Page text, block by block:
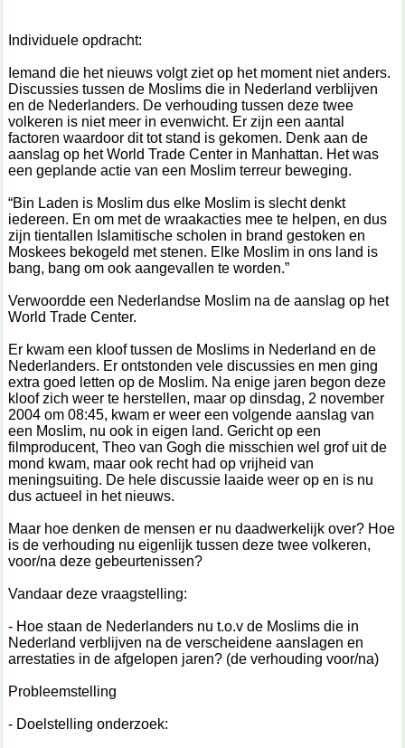
Individuele opdracht:
Iemand die het nieuws volgt ziet op het moment niet anders.
Discussies tussen de Moslims die in Nederland verblijven
en de Nederlanders. De verhouding tussen deze twee
volkeren is niet meer in evenwicht. Er zijn een aantal
factoren waardoor dit tot stand is gekomen. Denk aan de
aanslag op het World Trade Center in Manhattan. Het was
een geplande actie van een Moslim terreur beweging.
“Bin Laden is Moslim dus elke Moslim is slecht denkt
iedereen. En om met de wraakacties mee te helpen, en dus
zijn tientallen Islamitische scholen in brand gestoken en
Moskees bekogeld met stenen. Elke Moslim in ons land is
bang, bang om ook aangevallen te worden.”
Verwoordde een Nederlandse Moslim na de aanslag op het
World Trade Center.
Er kwam een kloof tussen de Moslims in Nederland en de
Nederlanders. Er ontstonden vele discussies en men ging
extra goed letten op de Moslim. Na enige jaren begon deze
kloof zich weer te herstellen, maar op dinsdag, 2 november
2004 om 08:45, kwam er weer een volgende aanslag van
een Moslim, nu ook in eigen land. Gericht op een
filmproducent, Theo van Gogh die misschien wel grof uit de
mond kwam, maar ook recht had op vrijheid van
meningsuiting. De hele discussie laaide weer op en is nu
dus actueel in het nieuws.
Maar hoe denken de mensen er nu daadwerkelijk over? Hoe
is de verhouding nu eigenlijk tussen deze twee volkeren,
voor/na deze gebeurtenissen?
Vandaar deze vraagstelling:
- Hoe staan de Nederlanders nu t.o.v de Moslims die in
Nederland verblijven na de verscheidene aanslagen en
arrestaties in de afgelopen jaren? (de verhouding voor/na)
Probleemstelling
- Doelstelling onderzoek: